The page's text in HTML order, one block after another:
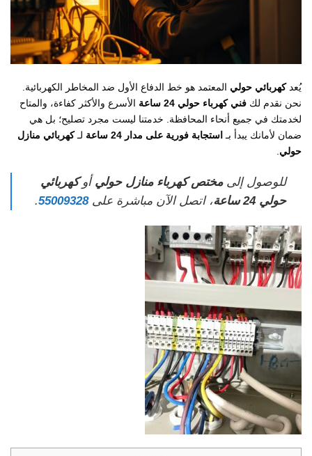
يُعدكهربائي حولي المعتمد هو خط الدفاع الأول ضد المخاطر الكهربائية.
نحن نقدم لك فني كهرباء حولي 24 ساعة
الأسرع والأكثر كفاءة، والمتاح
لخدمتك في جميع أنحاء المحافظة. خدمتنا ليست مجرد تصليح؛ بل هي
ضمان لأمانك يبدأ بـ استجابة فورية على مدار 24 ساعة لـكهربائي منازل
حولي
للوصول إلىمختص كهرباء منازل حولي أوكهربائي
حولي 24 ساعة
، اتصل الآن مباشرة على55009328
.